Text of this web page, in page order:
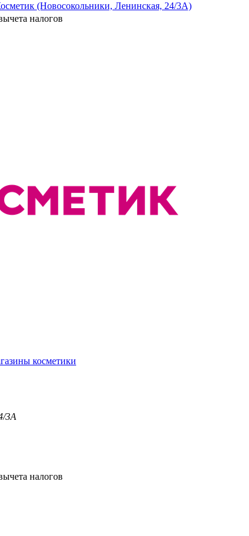
(Новосокольники, Ленинская, 24/3А)
налогов
косметики
3А
налогов